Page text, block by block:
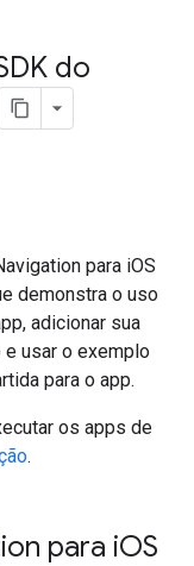
do
para iOS
demonstra o uso
adicionar sua
e usar o exemplo
para o app.
os apps de
.
para iOS